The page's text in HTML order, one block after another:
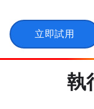
立即試用
執